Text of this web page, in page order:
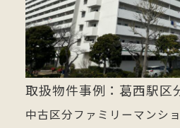
取扱物件事例：葛西駅区
中古区分ファミリーマンシ